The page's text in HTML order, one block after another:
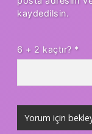
kaydedilsin.
6 + 2 kaçtır? *